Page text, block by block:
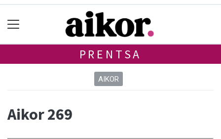
PRENTSA
AIKOR
Aikor 269